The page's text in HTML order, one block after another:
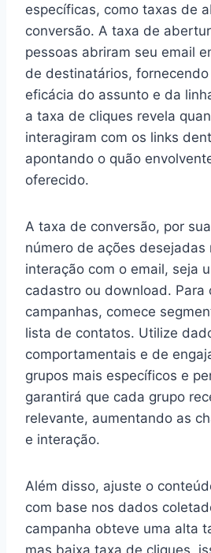
específicas, como taxas de
conversão. A taxa de
pessoas abriram seu email
de destinatários,
eficácia do assunto e da
a taxa de cliques revela
interagiram com os links
apontando o quão
oferecido.
A taxa de conversão, por
número de ações desejadas
interação com o email, seja
cadastro ou download. Para
campanhas, comece
lista de contatos. Utilize
comportamentais e de
grupos mais específicos e
garantirá que cada grupo
relevante, aumentando as
e interação.
Além disso, ajuste o
com base nos dados
campanha obteve uma alta
mas baixa taxa de cliques,